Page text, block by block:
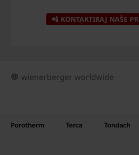
📲 KONTAKTIRAJ NAŠE
wienerberger worldwide